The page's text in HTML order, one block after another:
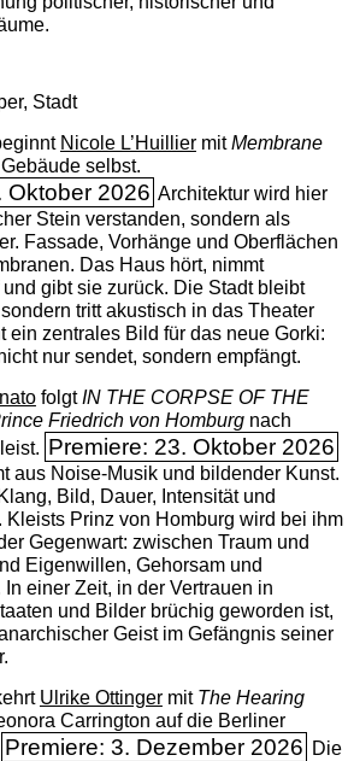
Stadt
Nicole L’Huilliermit ­Membrane
selbst.
Oktober 2026 Architektur wird hier
Stein verstanden, sondern als
Fassade, Vorhänge und Oberflächen
Das Haus hört, nimmt
gibt sie zurück. Die Stadt bleibt
tritt akustisch in das Theater
ein zentrales Bild für das neue Gorki:
nur sendet, sondern empfängt.
folgtIN THE CORPSE OF THE
Friedrich von Homburgnach
Premiere: 23. Oktober 2026
aus Noise-Musik und bildender Kunst.
Bild, Dauer, Intensität und
Kleists Prinz von Homburg wird bei ihm
Gegenwart: zwischen Traum und
Eigenwillen, Gehorsam und
In einer Zeit, in der Vertrauen in
und Bilder brüchig geworden ist,
Geist im Gefängnis seiner
Ulrike Ottingermit The ­Hearing
Carrington auf die Berliner
Premiere: 3. Dezember 2026 Die